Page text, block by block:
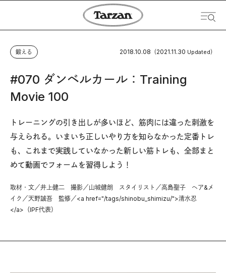
鍛える 2018.10.08 （2021.11.30 Updated）
#070 ダンベルカール：Training
Movie 100
トレーニングの引き出しが多いほど、筋肉には違った刺激を
与えられる。いまいち正しいやり方を知らなかった定番トレ
も、これまで実践していなかった新しい筋トレも、全部まと
めて動画でフォームを習得しよう！
取材・文／井上健二 撮影／山城健朗 スタイリスト／高島聖子 ヘア&メ
イク／天野誠吾 監修／<a href="/tags/shinobu_shimizu/">清水忍
</a>（IPF代表）